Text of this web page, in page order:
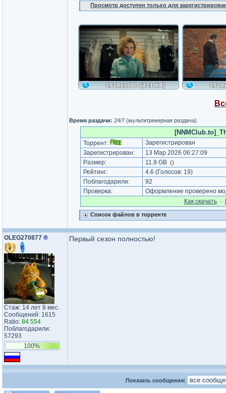
Просмотр доступен только для
Время раздачи: 24/7 (мультитрекерная раздача)
Торрент:
Зарегистрирован
Зарегистрирован:
13 Мар 2026 06:27:09
Размер:
11.9 GB ()
Рейтинг: 4.6 (Голосов: 19)
Поблагодарили:
92
Проверка:
Оформление проверено
Как cкачать·
Список файлов в торренте
OLEG270877 ®
Стаж: 14 лет 8 мес.
Сообщений: 1615
Ratio: 84.554
Поблагодарили:
57293
100%
Первый сезон полностью!
Показать сообщения: